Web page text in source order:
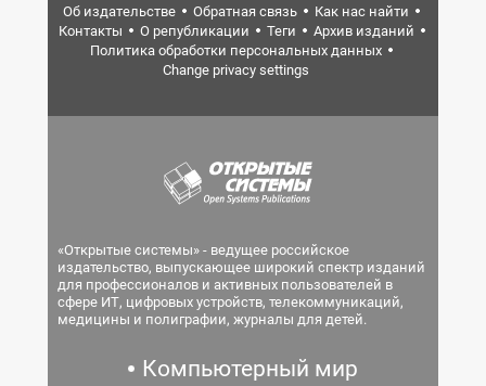
Об издательстве Обратная связь
Как нас найти
Контакты
О републикации Теги
Архив изданий
Политика обработки персональных данных
Change privacy settings
«Открытые системы» - ведущее российское
издательство, выпускающее широкий спектр изданий
для профессионалов и активных пользователей в
сфере ИТ, цифровых устройств, телекоммуникаций,
медицины и полиграфии, журналы для детей.
Компьютерный мир